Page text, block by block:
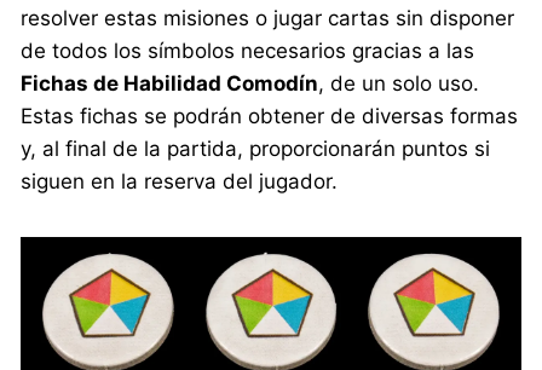
resolver estas misiones o jugar cartas sin disponer
de todos los símbolos necesarios gracias a las
Fichas de Habilidad Comodín, de un solo uso.
Estas fichas se podrán obtener de diversas formas
y, al final de la partida, proporcionarán puntos si
siguen en la reserva del jugador.